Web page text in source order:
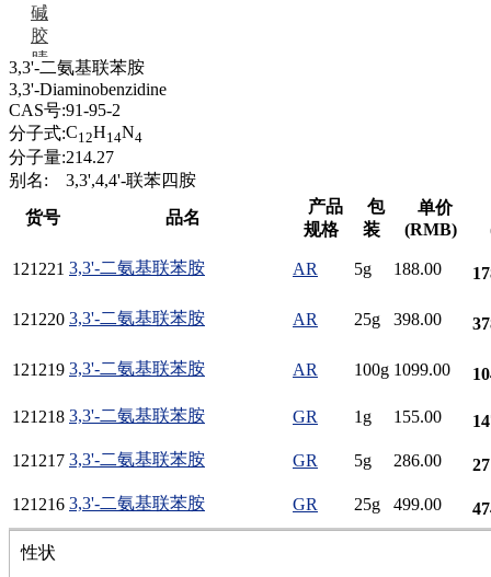
碱
胶
腈
精
肼
醌
蜡
锂
磷
硫
氯
硅烷
林
脒
钠
萘
铌
3,3'-二氨基联苯胺
3,3'-Diaminobenzidine
CAS号:91-95-2
分子式:C12H14N4
分子量:214.27
别名:
3,3',4,4'-联苯四胺
货号
品名
产品
规格
包
装
单价
(RMB)
121221 3,3'-二氨基联苯胺 AR 5g 188.00
121220 3,3'-二氨基联苯胺 AR 25g 398.00
121219 3,3'-二氨基联苯胺 AR 100g 1099.00
121218 3,3'-二氨基联苯胺 GR 1g 155.00
121217 3,3'-二氨基联苯胺 GR 5g 286.00
121216 3,3'-二氨基联苯胺 GR 25g 499.00
性状